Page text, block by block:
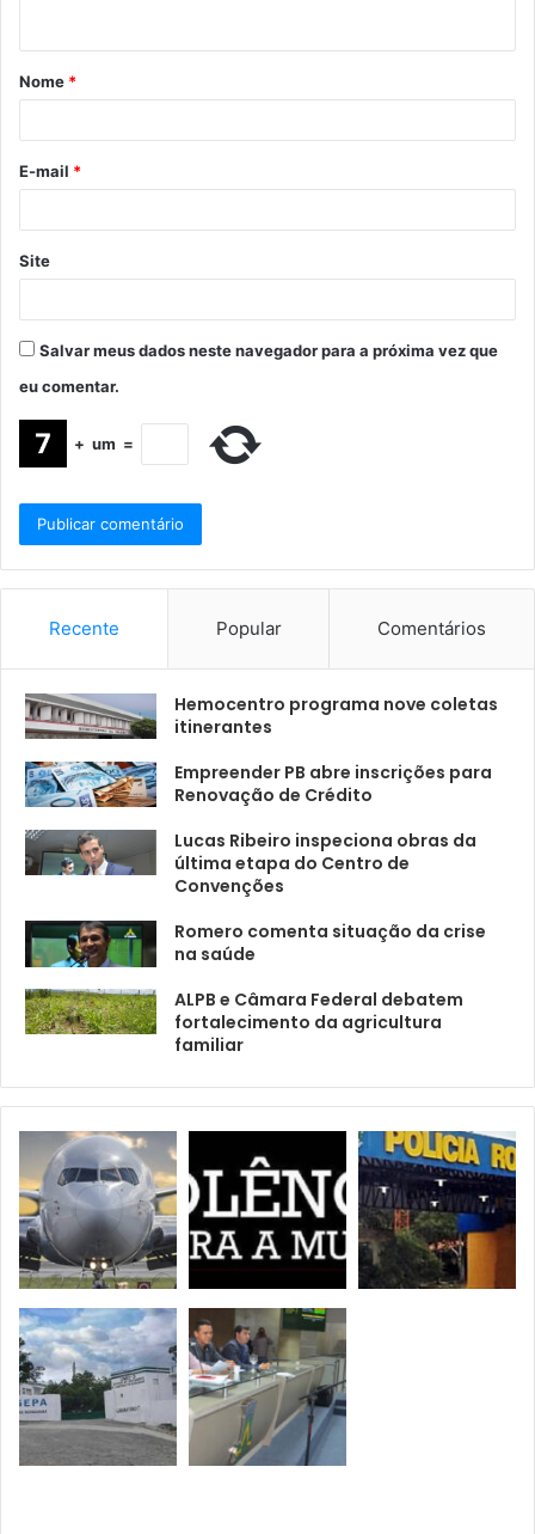
Nome *
E-mail *
Site
Salvar meus dados neste navegador para a próxima vez que
eu comentar.
+ um =
Recente Popular Comentários
Hemocentro programa nove coletas
itinerantes
Empreender PB abre inscrições para
Renovação de Crédito
Lucas Ribeiro inspeciona obras da
última etapa do Centro de
Convenções
Romero comenta situação da crise
na saúde
ALPB e Câmara Federal debatem
fortalecimento da agricultura
familiar